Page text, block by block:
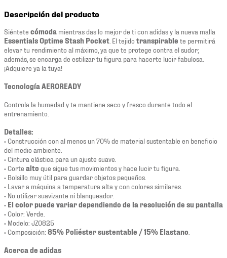
Descripción del producto
Siéntete cómoda mientras das lo mejor de ti con adidas y la nueva malla
Essentials Optime Stash Pocket . El tejido transpirable te permitirá
elevar tu rendimiento al máximo, ya que te protege contra el sudor;
además, se encarga de estilizar tu figura para hacerte lucir fabulosa.
¡Adquiere ya la tuya!
Tecnología AEROREADY
Controla la humedad y te mantiene seco y fresco durante todo el
entrenamiento.
Detalles:
• Construcción con al menos un 70% de material sustentable en beneficio
del medio ambiente.
• Cintura elástica para un ajuste suave.
• Corte alto que sigue tus movimientos y hace lucir tu figura.
• Bolsillo muy útil para guardar objetos pequeños.
• Lavar a máquina a temperatura alta y con colores similares.
• No utilizar suavizante ni blanqueador.
• El color puede variar dependiendo de la resolución de su pantalla
• Color: Verde.
• Modelo: JZ0825
• Composición: 85% Poliéster sustentable / 15% Elastano
Acerca de adidas